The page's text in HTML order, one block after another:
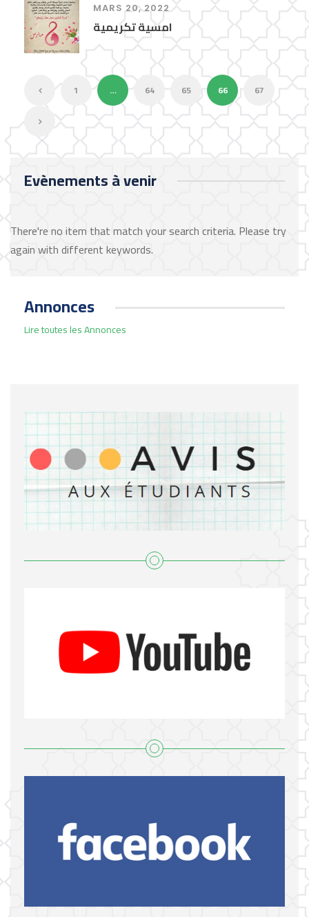
MARS 20, 2022
امسية تكريمية
1 … 64 65 66 67
Evènements à venir
There're no item that match your search criteria. Please try
again with different keywords.
Annonces
Lire toutes les Annonces